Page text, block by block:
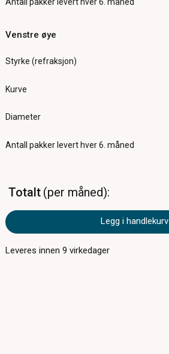
Antall pakker levert hver 6. måned
Venstre øye
Styrke (refraksjon)
Kurve
Diameter
Antall pakker levert hver 6. måned
Totalt per måned
Legg i handlekurv
Leveres innen9 virkedager